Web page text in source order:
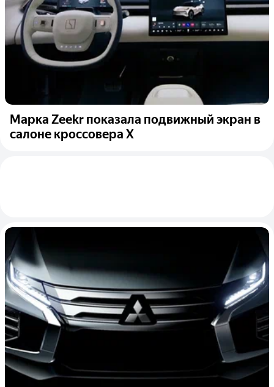
Марка Zeekr показала подвижный экран в
салоне кроссовера X